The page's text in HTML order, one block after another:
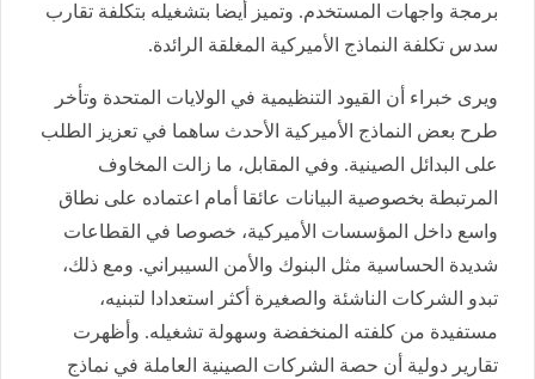
برمجة واجهات المستخدم. وتميز أيضا بتشغيله بتكلفة تقارب
سدس تكلفة النماذج الأميركية المغلقة الرائدة.
ويرى خبراء أن القيود التنظيمية في الولايات المتحدة وتأخر
طرح بعض النماذج الأميركية الأحدث ساهما في تعزيز الطلب
على البدائل الصينية. وفي المقابل، ما زالت المخاوف
المرتبطة بخصوصية البيانات عائقا أمام اعتماده على نطاق
واسع داخل المؤسسات الأميركية، خصوصا في القطاعات
شديدة الحساسية مثل البنوك والأمن السيبراني. ومع ذلك،
تبدو الشركات الناشئة والصغيرة أكثر استعدادا لتبنيه،
مستفيدة من كلفته المنخفضة وسهولة تشغيله. وأظهرت
تقارير دولية أن حصة الشركات الصينية العاملة في نماذج